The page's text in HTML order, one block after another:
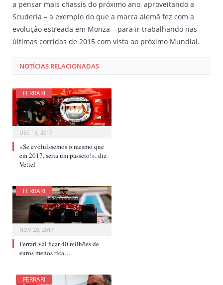
a pensar mais chassis do próximo ano, aproveitando a
Scuderia – a exemplo do que a marca alemã fez com a
evolução estreada em Monza – para ir trabalhando nas
últimas corridas de 2015 com vista ao próximo Mundial.
NOTÍCIAS RELACIONADAS
FERRARI
DEC 15, 2017
«Se evoluíssemos o mesmo que
em 2017, seria um passeio!», diz
Vettel
FERRARI
NOV 29, 2017
Ferrari vai ficar 40 milhões de
euros menos rica…
FERRARI